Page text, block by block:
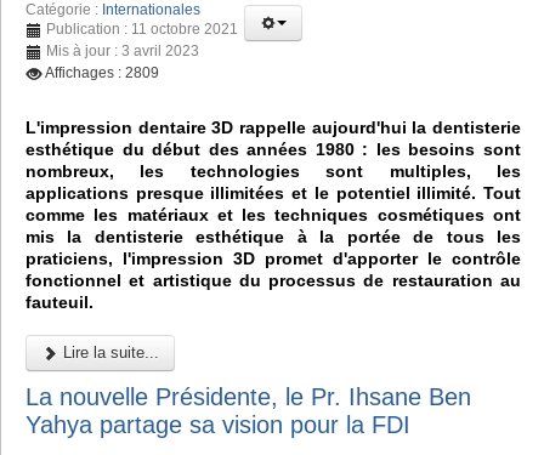
Catégorie : Internationales
Publication : 11 octobre 2021
Mis à jour : 3 avril 2023
Affichages : 2809
L'impression dentaire 3D rappelle aujourd'hui la dentisterie
esthétique du début des années 1980 : les besoins sont
nombreux, les technologies sont multiples, les
applications presque illimitées et le potentiel illimité. Tout
comme les matériaux et les techniques cosmétiques ont
mis la dentisterie esthétique à la portée de tous les
praticiens, l'impression 3D promet d'apporter le contrôle
fonctionnel et artistique du processus de restauration au
fauteuil.
Lire la suite...
La nouvelle Présidente, le Pr. Ihsane Ben
Yahya partage sa vision pour la FDI